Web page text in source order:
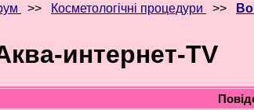
>> Косметологічні процедури >>
интернет-TV